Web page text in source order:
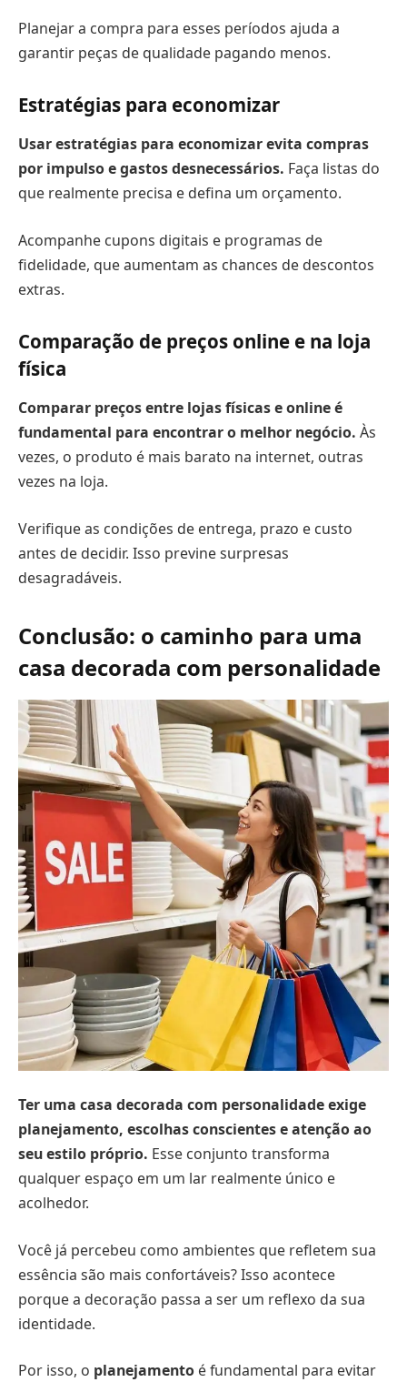
Planejar a compra para esses períodos ajuda a
garantir peças de qualidade pagando menos.
Estratégias para economizar
Usar estratégias para economizar evita compras
por impulso e gastos desnecessários. Faça listas do
que realmente precisa e defina um orçamento.
Acompanhe cupons digitais e programas de
fidelidade, que aumentam as chances de descontos
extras.
Comparação de preços online e na loja
física
Comparar preços entre lojas físicas e online é
fundamental para encontrar o melhor negócio. Às
vezes, o produto é mais barato na internet, outras
vezes na loja.
Verifique as condições de entrega, prazo e custo
antes de decidir. Isso previne surpresas
desagradáveis.
Conclusão: o caminho para uma
casa decorada com personalidade
Ter uma casa decorada com personalidade exige
planejamento, escolhas conscientes e atenção ao
seu estilo próprio. Esse conjunto transforma
qualquer espaço em um lar realmente único e
acolhedor.
Você já percebeu como ambientes que refletem sua
essência são mais confortáveis? Isso acontece
porque a decoração passa a ser um reflexo da sua
identidade.
Por isso, o planejamento é fundamental para evitar